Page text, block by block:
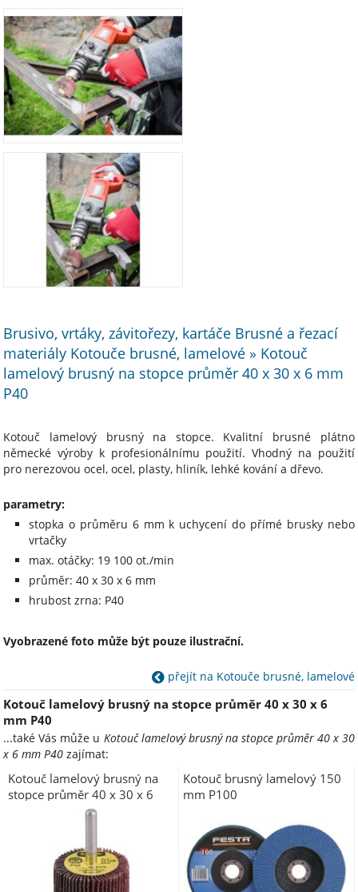
Brusivo, vrtáky, závitořezy, kartáče Brusné a řezací
materiály Kotouče brusné, lamelové » Kotouč
lamelový brusný na stopce průměr 40 x 30 x 6 mm
P40
Kotouč lamelový brusný na stopce. Kvalitní brusné plátno
německé výroby k profesionálnímu použití. Vhodný na použití
pro nerezovou ocel, ocel, plasty, hliník, lehké kování a dřevo.
parametry:
stopka o průměru 6 mm k uchycení do přímé brusky nebo
vrtačky
max. otáčky: 19 100 ot./min
průměr: 40 x 30 x 6 mm
hrubost zrna: P40
Vyobrazené foto může být pouze ilustrační.
přejít na Kotouče brusné, lamelové
Kotouč lamelový brusný na stopce průměr 40 x 30 x 6
mm P40
...také Vás může u Kotouč lamelový brusný na stopce průměr 40 x 30
x 6 mm P40 zajímat:
Kotouč lamelový brusný na
stopce průměr 40 x 30 x 6
Kotouč brusný lamelový 150
mm P100